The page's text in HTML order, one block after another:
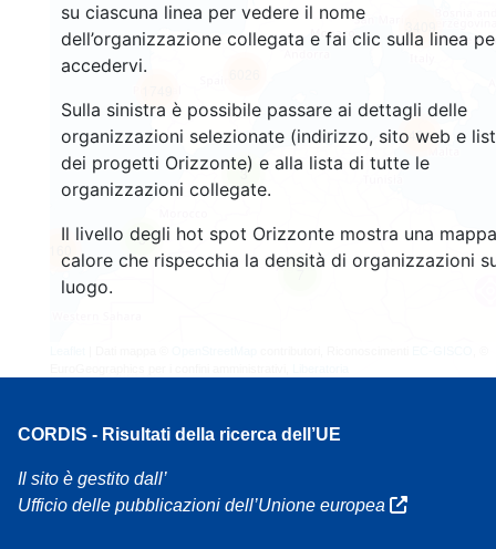
su ciascuna linea per vedere il nome
dell’organizzazione collegata e fai clic sulla linea
accedervi.
Sulla sinistra è possibile passare ai dettagli delle
organizzazioni selezionate (indirizzo, sito web e
dei progetti Orizzonte) e alla lista di tutte le
organizzazioni collegate.
Il livello degli hot spot Orizzonte mostra una
calore che rispecchia la densità di organizzazioni
luogo.
3
7
3
481
CORDIS - Risultati della ricerca dell’UE
Il sito è gestito dall’
Ufficio delle pubblicazioni dell’Unione europea